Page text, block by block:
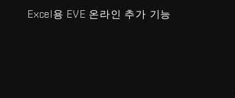
Excel용 EVE 온라인 추가 기능